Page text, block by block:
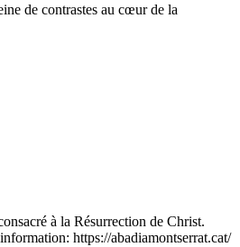
de contrastes au cœur de la
à la Résurrection de Christ.
https://abadiamontserrat.cat/